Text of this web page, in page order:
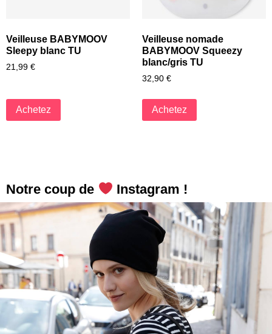
Veilleuse BABYMOOV
Sleepy blanc TU
21,99 €
Achetez
Veilleuse nomade
BABYMOOV Squeezy
blanc/gris TU
32,90 €
Achetez
Notre coup de Instagram !